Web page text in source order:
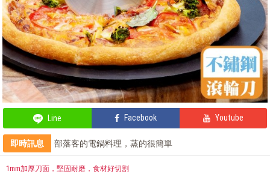
Line Facebook Youtube
即時訊息
部落客的電鍋料理，蒸的很簡單
會員獨享 滿千折百！
1mm加厚刀面，堅固耐磨，食材好切割